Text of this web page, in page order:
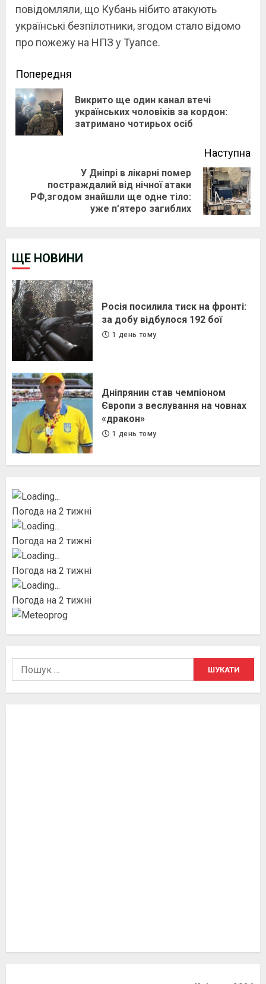
повідомляли, що Кубань нібито атакують
українські безпілотники, згодом стало відомо
про пожежу на НПЗ у Туапсе.
Continue
Reading
Попередня
Викрито ще один канал втечі
українських чоловіків за кордон:
затримано чотирьох осіб
Наступна
post:
У Дніпрі в лікарні помер
постраждалий від нічної атаки
РФ,згодом знайшли ще одне тіло:
уже п’ятеро загиблих
ЩЕ НОВИНИ
Росія посилила тиск на фронті:
за добу відбулося 192 бої
1 день тому
Дніпрянин став чемпіоном
Європи з веслування на човнах
«дракон»
1 день тому
Погода на 2 тижні
Погода на 2 тижні
Погода на 2 тижні
Погода на 2 тижні
Пошук: